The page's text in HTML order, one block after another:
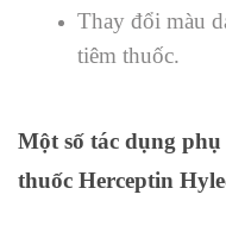
Thay đổi màu
tiêm thuốc.
Một số tác dụng
thuốc Herceptin